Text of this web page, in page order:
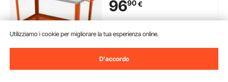
Officina Garage, Tavolo da
Saldatura 94 Fori Portautensili
9690€
Consegna:Lun. Ago. 10 -
Ven. Ago. 14
Aggiungi al carrello
Utilizziamo i cookie per migliorare la tua esperienza online.
D'accordo